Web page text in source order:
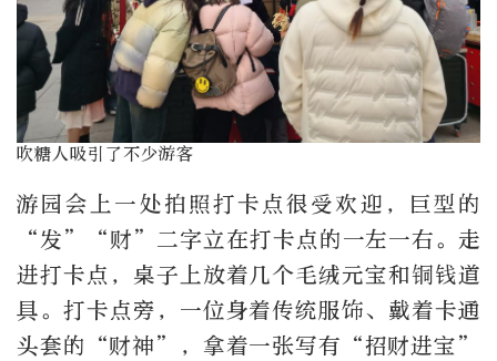
吹糖人吸引了不少游客
游园会上一处拍照打卡点很受欢迎，巨型的
“发”“财”二字立在打卡点的一左一右。走
进打卡点，桌子上放着几个毛绒元宝和铜钱道
具。打卡点旁，一位身着传统服饰、戴着卡通
头套的“财神”，拿着一张写有“招财进宝”